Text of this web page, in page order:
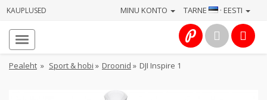
KAUPLUSED TARNE · EESTI
MINU KONTO
Pealeht » Sport & hobi » Droonid » DJI Inspire 1
Info